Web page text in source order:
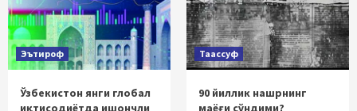
Эътироф
Ўзбекистон янги глобал
иқтисодиётда ишончли
Таассуф
90 йиллик нашрнинг
маёғи сўндими?